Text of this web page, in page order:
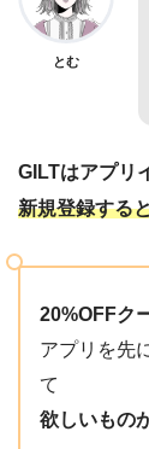
とむ
GILTはアプリ
新規登録する
20%OFFク
アプリを先
て
欲しいもの